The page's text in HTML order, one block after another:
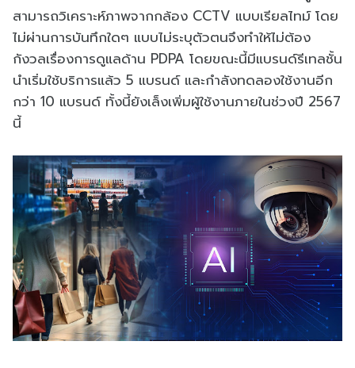
สามารถวิเคราะห์ภาพจากกล้อง CCTV แบบเรียลไทม์ โดย
ไม่ผ่านการบันทึกใดๆ แบบไม่ระบุตัวตนจึงทำให้ไม่ต้อง
กังวลเรื่องการดูแลด้าน PDPA โดยขณะนี้มีแบรนด์รีเทลชั้น
นำเริ่มใช้บริการแล้ว 5 แบรนด์ และกำลังทดลองใช้งานอีก
กว่า 10 แบรนด์ ทั้งนี้ยังเล็งเพิ่มผู้ใช้งานภายในช่วงปี 2567
นี้